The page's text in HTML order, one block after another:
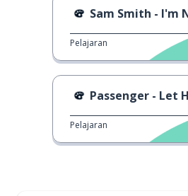
Sam Smith - I'm Not
Pelajaran
Passenger - Let
Pelajaran